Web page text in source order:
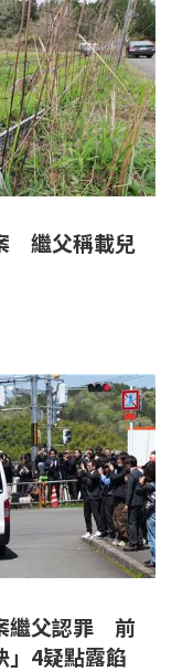
繼父稱載兒
繼父認罪 前
」4疑點露餡